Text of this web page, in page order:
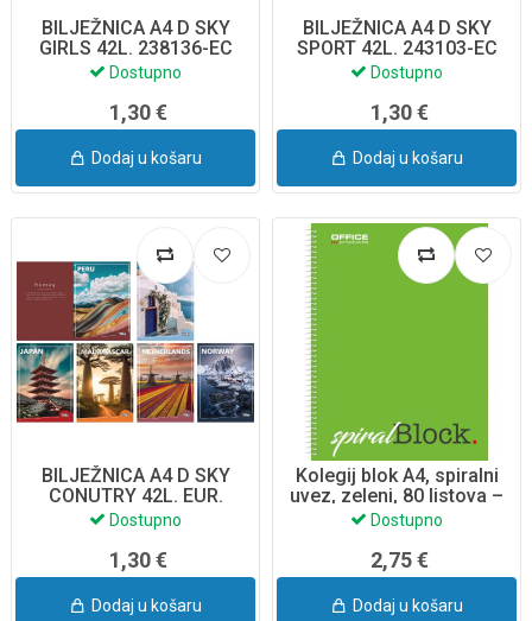
BILJEŽNICA A4 D SKY
GIRLS 42L. 238136-EC
Dostupno
1,30 €
Dodaj u košaru
BILJEŽNICA A4 D SKY
SPORT 42L. 243103-EC
Dostupno
1,30 €
Dodaj u košaru
BILJEŽNICA A4 D SKY
CONUTRY 42L. EUR.
248083-EC
Dostupno
1,30 €
Dodaj u košaru
Kolegij blok A4, spiralni
uvez, zeleni, 80 listova –
Office Product (16058111-
Dostupno
2,75 €
Dodaj u košaru